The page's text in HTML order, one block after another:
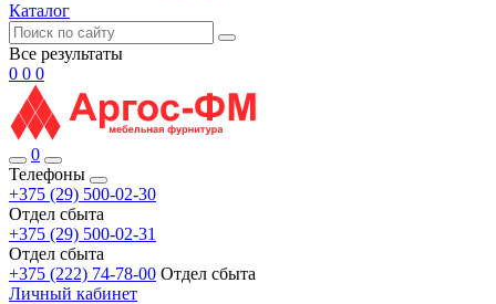
Каталог
Все результаты
0 0 0
0
Телефоны
+375 (29) 500-02-30
Отдел сбыта
+375 (29) 500-02-31
Отдел сбыта
+375 (222) 74-78-00 Отдел сбыта
Личный кабинет